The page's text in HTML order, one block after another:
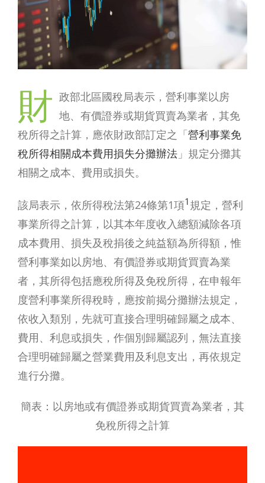
財 政部北區國稅局表示，營利事業以房
地、有價證券或期貨買賣為業者，其免
稅所得之計算，應依財政部訂定之「營利事業免
稅所得相關成本費用損失分攤辦法」規定分攤其
相關之成本、費用或損失。
該局表示，依所得稅法第24條第1項1 規定，營利
事業所得之計算，以其本年度收入總額減除各項
成本費用、損失及稅捐後之純益額為所得額，惟
營利事業如以房地、有價證券或期貨買賣為業
者，其所得包括應稅所得及免稅所得，在申報年
度營利事業所得稅時，應按前揭分攤辦法規定，
依收入類別，先就可直接合理明確歸屬之成本、
費用、利息或損失，作個別歸屬認列，無法直接
合理明確歸屬之營業費用及利息支出，再依規定
進行分攤。
簡表：以房地或有價證券或期貨買賣為業者，其
免稅所得之計算